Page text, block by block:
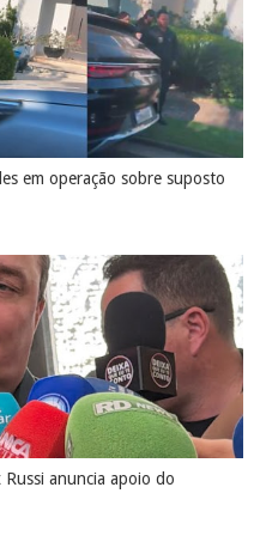
em operação sobre suposto
Russi anuncia apoio do